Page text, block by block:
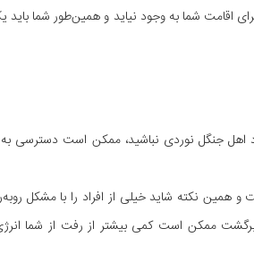
اقامت شما به وجود نیاید و همین‌طور شما
جنگل نوردی نباشید، ممکن است دسترسی به
نکته شاید خیلی از افراد را با مشکل
ممکن است کمی بیشتر از رفت از شما انرژی